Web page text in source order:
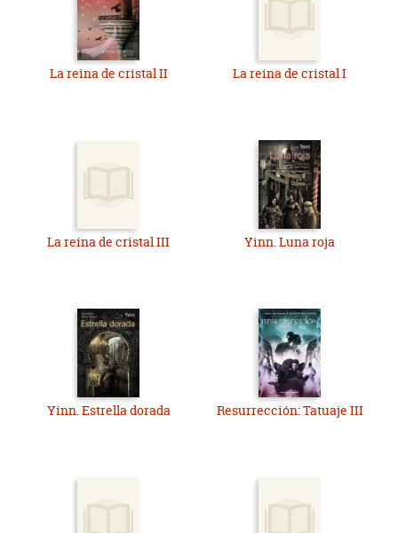
La reina de cristal II La reina de cristal I
La reina de cristal III Yinn. Luna roja
Yinn. Estrella dorada Resurrección: Tatuaje III